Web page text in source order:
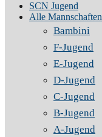
SCN Jugend
Alle Mannschaften
Bambini
F-Jugend
E-Jugend
D-Jugend
C-Jugend
B-Jugend
A-Jugend